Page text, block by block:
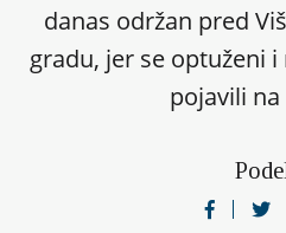
danas održan pred
gradu, jer se optuženi
pojavili